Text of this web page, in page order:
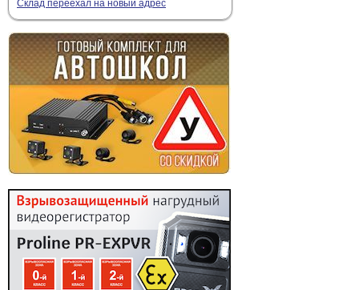
Склад переехал на новый адрес